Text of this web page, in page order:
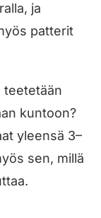
ja
patterit
teetetään
kuntoon?
yleensä 3–
sen, millä